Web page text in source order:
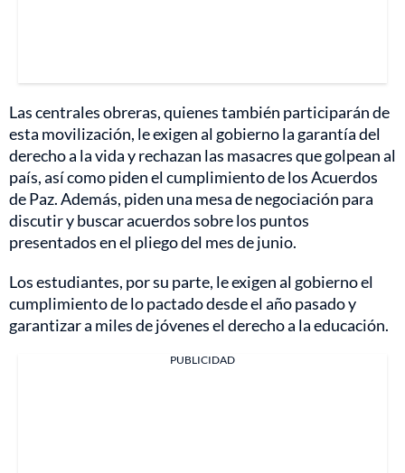
Las centrales obreras, quienes también participarán de
esta movilización, le exigen al gobierno la garantía del
derecho a la vida y rechazan las masacres que golpean al
país, así como piden el cumplimiento de los Acuerdos
de Paz. Además, piden una mesa de negociación para
discutir y buscar acuerdos sobre los puntos
presentados en el pliego del mes de junio.
Los estudiantes, por su parte, le exigen al gobierno el
cumplimiento de lo pactado desde el año pasado y
garantizar a miles de jóvenes el derecho a la educación.
PUBLICIDAD